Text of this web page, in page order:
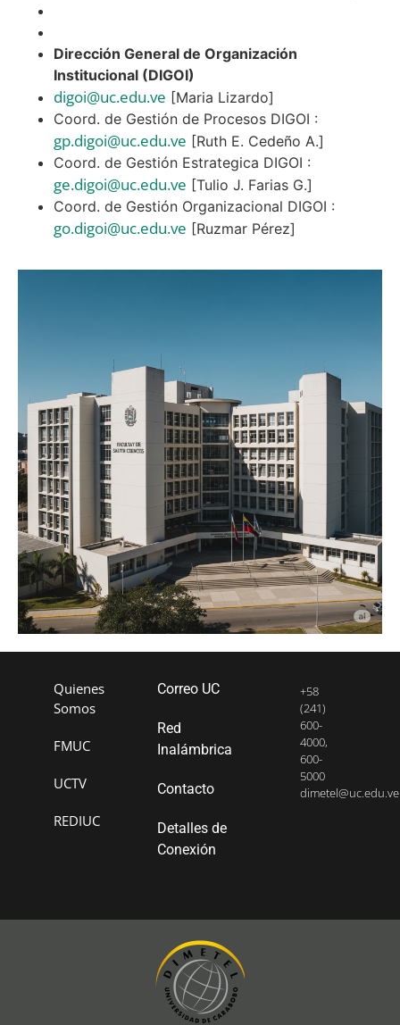
Dirección General de Organización
Institucional (DIGOI)
digoi@uc.edu.ve [Maria Lizardo]
Coord. de Gestión de Procesos DIGOI :
gp.digoi@uc.edu.ve [Ruth E. Cedeño A.]
Coord. de Gestión Estrategica DIGOI :
ge.digoi@uc.edu.ve [Tulio J. Farias G.]
Coord. de Gestión Organizacional DIGOI :
go.digoi@uc.edu.ve [Ruzmar Pérez]
Quienes
Somos
FMUC
UCTV
REDIUC
Correo UC
Red
Inalámbrica
Contacto
Detalles de
Conexión
+58
(241)
600-
4000,
600-
5000
dimetel@uc.edu.ve